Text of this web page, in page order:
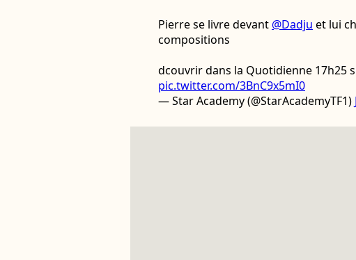
Pierre se livre devant @Dadju et lui
compositions
dcouvrir dans la Quotidienne 17h25
pic.twitter.com/3BnC9x5mI0
— Star Academy (@StarAcademyTF1)